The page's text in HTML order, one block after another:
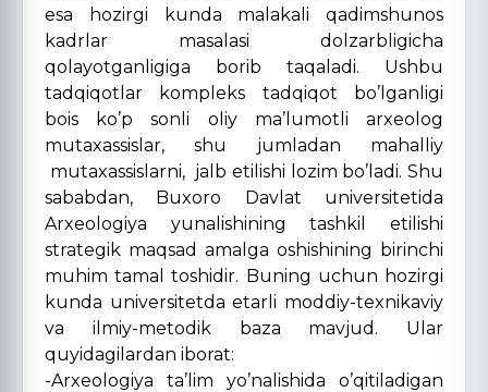
esa hozirgi kunda malakali qadimshunos
kadrlar masalasi dolzarbligicha
qolayotganligiga borib taqaladi. Ushbu
tadqiqotlar kompleks tadqiqot bo’lganligi
bois ko’p sonli oliy ma’lumotli arxeolog
mutaxassislar, shu jumladan mahalliy
mutaxassislarni, jalb etilishi lozim bo’ladi. Shu
sababdan, Buxoro Davlat universitetida
Arxeologiya yunalishining tashkil etilishi
strategik maqsad amalga oshishining birinchi
muhim tamal toshidir. Buning uchun hozirgi
kunda universitetda etarli moddiy-texnikaviy
va ilmiy-metodik baza mavjud. Ular
quyidagilardan iborat:
-Arxeologiya ta’lim yo’nalishida o’qitiladigan